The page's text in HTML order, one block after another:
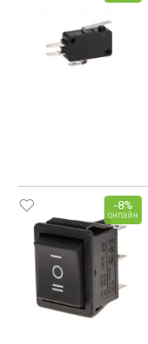
-8%
онлайн